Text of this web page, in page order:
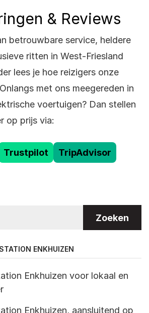
& Reviews
betrouwbare service, heldere
ritten in West-Friesland
lees je hoe reizigers onze
met ons meegereden in
voertuigen? Dan stellen
op prijs via:
Trustpilot TripAdvisor
ENKHUIZEN
Enkhuizen, aansluitend op